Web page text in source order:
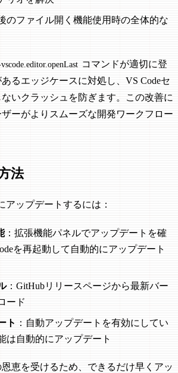
のファイル開く機能使用時の全体的な
コマンドが適切に登
るエッジケースに対処し、VS Codeセ
いクラッシュを防ぎます。この改善に
ーがよりスムーズな開発ワークフロー
法
アップデートするには：
：拡張機能パネルでアップデートを確
を再起動して自動的にアップデート
：GitHubリリースページから最新バー
ード
ト ：自動アップデートを有効にしてい
は自動的にアップデート
恵を受けるため、できるだけ早くアッ